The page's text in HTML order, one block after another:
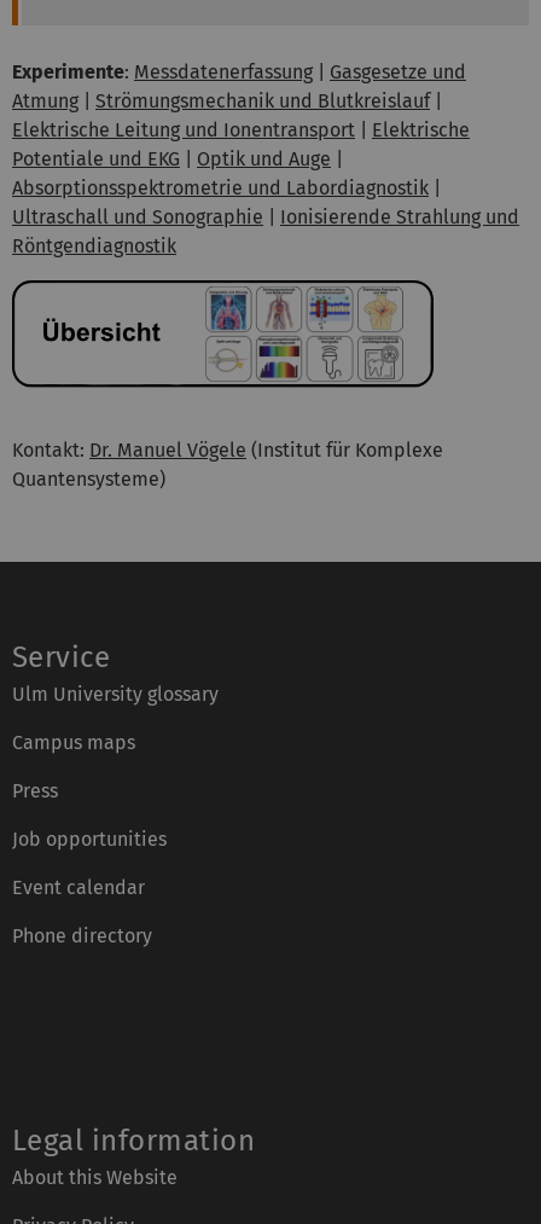
Experimente: Messdatenerfassung
Gasgesetze und
Atmung
Strömungsmechanik und Blutkreislauf|
Elektrische Leitung und Ionentransport
Elektrische
Potentiale und EKG
Optik und Auge
Absorptionsspektrometrie und Labordiagnostik
Ultraschall und Sonographie
Ionisierende Strahlung und
Röntgendiagnostik
Kontakt: Dr. Manuel Vögele (Institut für Komplexe
Quantensysteme)
Service
Ulm University glossary
Campus maps
Press
Job opportunities
Event calendar
Phone directory
Legal information
About this Website